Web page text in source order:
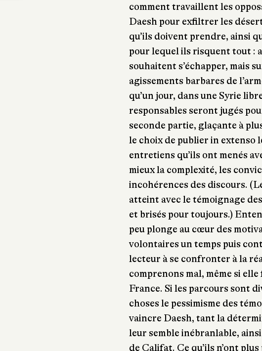
comment travaillent les
Daesh pour exfiltrer les
qu’ils doivent prendre, ainsi
pour lequel ils risquent tout :
souhaitent s’échapper, mais
agissements barbares de
qu’un jour, dans une Syrie
responsables seront jugés
seconde partie, glaçante à
le choix de publier in extenso
entretiens qu’ils ont menés
mieux la complexité, les
incohérences des discours.
atteint avec le témoignage
et brisés pour toujours.)
peu plonge au cœur des
volontaires un temps puis
lecteur à se confronter à la
comprenons mal, même si
France. Si les parcours sont
choses le pessimisme des
vaincre Daesh, tant la
leur semble inébranlable,
de Califat. Ce qu’ils n’ont